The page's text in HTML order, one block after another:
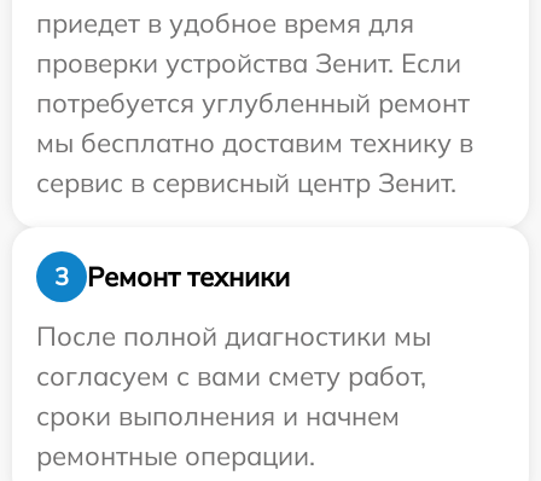
приедет в удобное время для
проверки устройства Зенит. Если
потребуется углубленный ремонт
мы бесплатно доставим технику в
сервис в сервисный центр Зенит.
3
Ремонт техники
После полной диагностики мы
согласуем с вами смету работ,
сроки выполнения и начнем
ремонтные операции.